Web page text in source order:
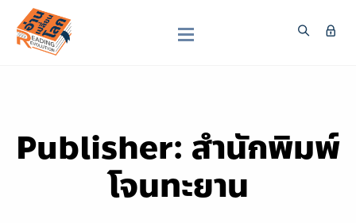
Publisher: สำนักพิมพ์
โจนทะยาน